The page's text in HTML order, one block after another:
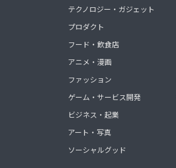
テクノロジー・ガジェット
プロダクト
フード・飲食店
アニメ・漫画
ファッション
ゲーム・サービス開発
ビジネス・起業
アート・写真
ソーシャルグッド